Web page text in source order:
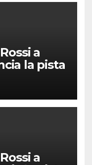
a
la pista
finita
a